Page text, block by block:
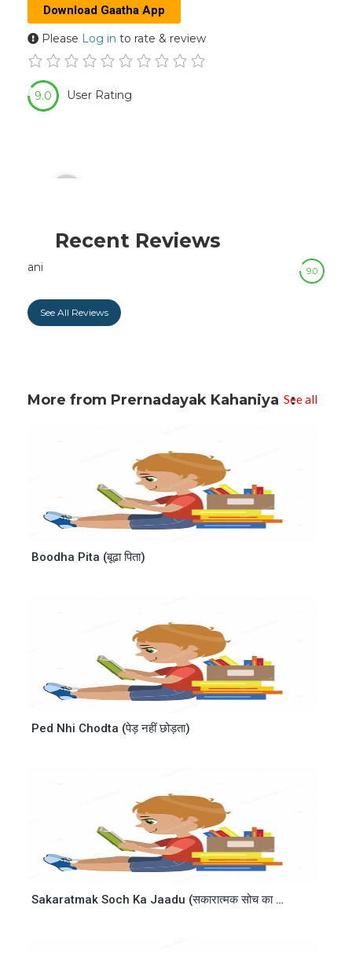
Download Gaatha App
Please Log in to rate & review
User Rating
9.0
Player
Recent Reviews
9.0
ani
See All Reviews
More from Prernadayak Kahaniya See all
Boodha Pita (बूढा पिता)
Ped Nhi Chodta (पेड़ नहीं छोड़ता)
Sakaratmak Soch Ka Jaadu (सकारात्मक सोच का जादू)